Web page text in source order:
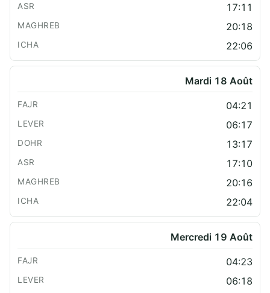
17:11
20:18
22:06
Mardi 18 Août
04:21
06:17
13:17
17:10
20:16
22:04
Mercredi 19 Août
04:23
06:18